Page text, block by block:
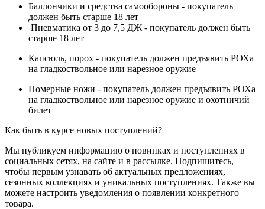
Баллончики и средства самообороны - покупатель
должен быть старше 18 лет
Пневматика от 3 до 7,5 ДЖ - покупатель должен быть
старше 18 лет
Капсюль, порох - покупатель должен предъявить РОХа
на гладкоствольное или нарезное оружие
Номерные ножи - покупатель должен предъявить РОХа
на гладкоствольное или нарезное оружие и охотничий
билет
Как быть в курсе новых поступлений?
Мы публикуем информацию о новинках и поступлениях в
социальных сетях, на сайте и в рассылке. Подпишитесь,
чтобы первым узнавать об актуальных предложениях,
сезонных коллекциях и уникальных поступлениях. Также вы
можете настроить уведомления о появлении конкретного
товара.